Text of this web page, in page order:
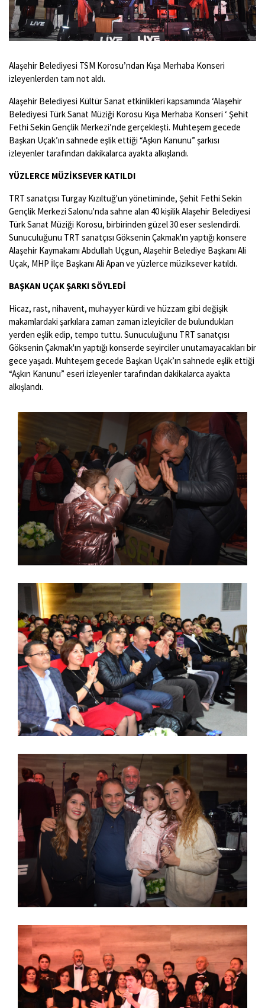
Alaşehir Belediyesi TSM Korosu’ndan Kışa Merhaba Konseri
izleyenlerden tam not aldı.
Alaşehir Belediyesi Kültür Sanat etkinlikleri kapsamında ‘Alaşehir
Belediyesi Türk Sanat Müziği Korosu Kışa Merhaba Konseri ‘ Şehit
Fethi Sekin Gençlik Merkezi’nde gerçekleşti. Muhteşem gecede
Başkan Uçak’ın sahnede eşlik ettiği “Aşkın Kanunu” şarkısı
izleyenler tarafından dakikalarca ayakta alkışlandı.
YÜZLERCE MÜZİKSEVER KATILDI
TRT sanatçısı Turgay Kızıltuğ'un yönetiminde, Şehit Fethi Sekin
Gençlik Merkezi Salonu'nda sahne alan 40 kişilik Alaşehir Belediyesi
Türk Sanat Müziği Korosu, birbirinden güzel 30 eser seslendirdi.
Sunuculuğunu TRT sanatçısı Göksenin Çakmak'ın yaptığı konsere
Alaşehir Kaymakamı Abdullah Uçgun, Alaşehir Belediye Başkanı Ali
Uçak, MHP İlçe Başkanı Ali Apan ve yüzlerce müziksever katıldı.
BAŞKAN UÇAK ŞARKI SÖYLEDİ
Hicaz, rast, nihavent, muhayyer kürdi ve hüzzam gibi değişik
makamlardaki şarkılara zaman zaman izleyiciler de bulundukları
yerden eşlik edip, tempo tuttu. Sunuculuğunu TRT sanatçısı
Göksenin Çakmak'ın yaptığı konserde seyirciler unutamayacakları bir
gece yaşadı. Muhteşem gecede Başkan Uçak’ın sahnede eşlik ettiği
“Aşkın Kanunu” eseri izleyenler tarafından dakikalarca ayakta
alkışlandı.